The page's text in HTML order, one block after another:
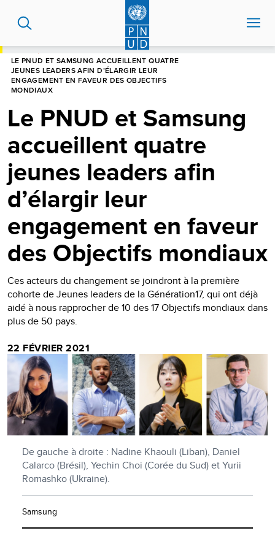
contenu
principal
LE PNUD ET SAMSUNG ACCUEILLENT QUATRE
JEUNES LEADERS AFIN D’ÉLARGIR LEUR
ENGAGEMENT EN FAVEUR DES OBJECTIFS
MONDIAUX
Le PNUD et Samsung
accueillent quatre
jeunes leaders afin
d’élargir leur
engagement en faveur
des Objectifs mondiaux
Ces acteurs du changement se joindront à la première
cohorte de Jeunes leaders de la Génération17, qui ont déjà
aidé à nous rapprocher de 10 des 17 Objectifs mondiaux dans
plus de 50 pays.
22 FÉVRIER 2021
De gauche à droite : Nadine Khaouli (Liban), Daniel
Calarco (Brésil), Yechin Choi (Corée du Sud) et Yurii
Romashko (Ukraine).
Samsung